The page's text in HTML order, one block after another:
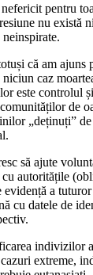
pentru
nu există
că am ajuns
caz
este controlul
de
„deținuți”
să ajute
autoritățile
a
cu datele de
indivizilor
extreme,